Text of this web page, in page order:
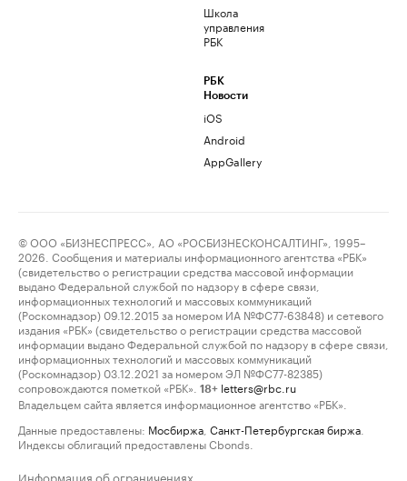
Школа
управления
РБК
РБК
Новости
iOS
Android
AppGallery
© ООО «БИЗНЕСПРЕСС», АО «РОСБИЗНЕСКОНСАЛТИНГ», 1995–
2026. Сообщения и материалы информационного агентства «РБК»
(свидетельство о регистрации средства массовой информации
выдано Федеральной службой по надзору в сфере связи,
информационных технологий и массовых коммуникаций
(Роскомнадзор) 09.12.2015 за номером ИА №ФС77-63848) и сетевого
издания «РБК» (свидетельство о регистрации средства массовой
информации выдано Федеральной службой по надзору в сфере связи,
информационных технологий и массовых коммуникаций
(Роскомнадзор) 03.12.2021 за номером ЭЛ №ФС77-82385)
сопровождаются пометкой «РБК».
18+ letters@rbc.ru
Владельцем сайта является информационное агентство «РБК».
Данные предоставлены: Мосбиржа Санкт-Петербургская биржа
Индексы облигаций предоставлены Cbonds.
Информация об ограничениях